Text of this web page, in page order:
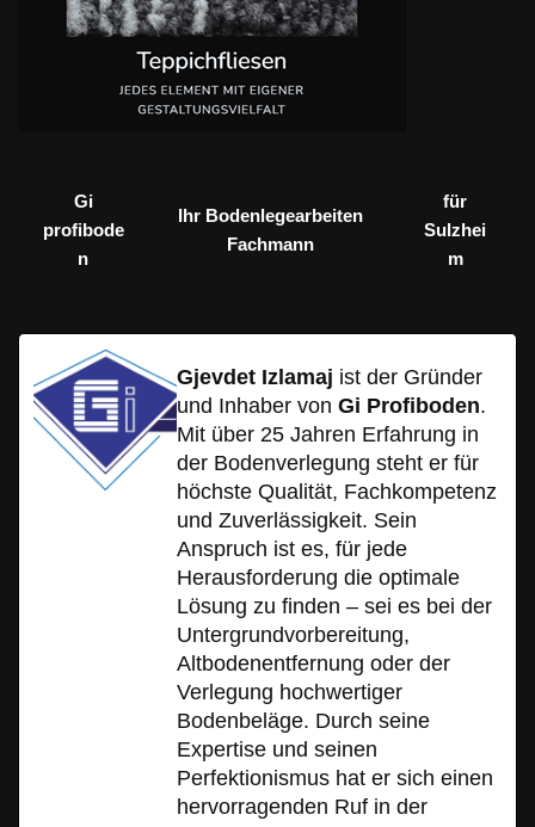
Gi
profibode
n
Ihr Bodenlegearbeiten
Fachmann
für
Sulzhei
m
Gjevdet Izlamaj ist der Gründer
und Inhaber von Gi Profiboden.
Mit über 25 Jahren Erfahrung in
der Bodenverlegung steht er für
höchste Qualität, Fachkompetenz
und Zuverlässigkeit. Sein
Anspruch ist es, für jede
Herausforderung die optimale
Lösung zu finden – sei es bei der
Untergrundvorbereitung,
Altbodenentfernung oder der
Verlegung hochwertiger
Bodenbeläge. Durch seine
Expertise und seinen
Perfektionismus hat er sich einen
hervorragenden Ruf in der